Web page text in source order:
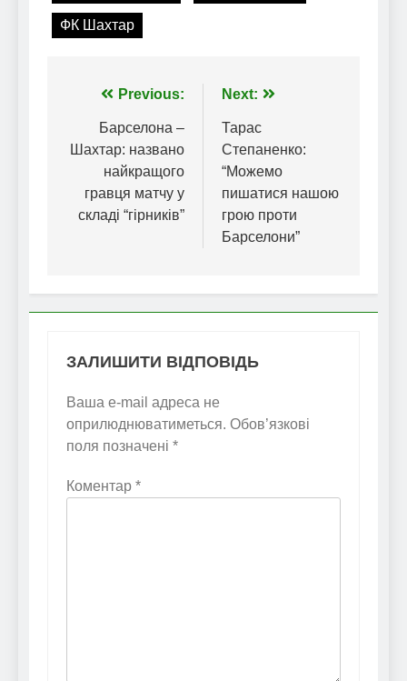
ФК Шахтар
Навігація
записів
Previous:
Барселона –
Шахтар: названо
найкращого
гравця матчу у
складі “гірників”
Next:
Тарас
Степаненко:
“Можемо
пишатися нашою
грою проти
Барселони”
ЗАЛИШИТИ ВІДПОВІДЬ
Ваша e-mail адреса не
оприлюднюватиметься. Обов’язкові
поля позначені *
Коментар *